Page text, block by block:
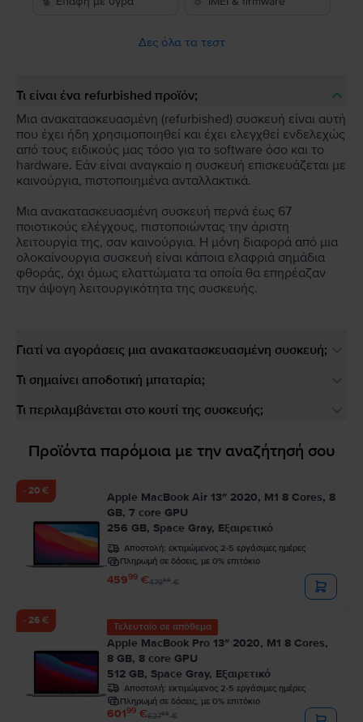
Δες όλα τα τεστ
Τι είναι ένα refurbished προϊόν;
Μια ανακατασκευασμένη (refurbished) συσκευή είναι αυτή
που έχει ήδη χρησιμοποιηθεί και έχει ελεγχθεί ενδελεχώς
από τους ειδικούς μας τόσο για το software όσο και το
hardware. Εάν είναι αναγκαίο η συσκευή επισκευάζεται με
καινούργια, πιστοποιημένα ανταλλακτικά.
Μια ανακατασκευασμένη συσκευή περνά έως 67
ποιοτικούς ελέγχους, πιστοποιώντας την άριστη
λειτουργία της, σαν καινούργια. Η μόνη διαφορά από μια
ολοκαίνουργια συσκευή είναι κάποια ελαφριά σημάδια
φθοράς, όχι όμως ελαττώματα τα οποία θα επηρέαζαν
την άψογη λειτουργικότητα της συσκευής.
Γιατί να αγοράσεις μια ανακατασκευασμένη συσκευή;
Τι σημαίνει αποδοτική μπαταρία;
Τι περιλαμβάνεται στο κουτί της συσκευής;
Προϊόντα παρόμοια με την αναζήτησή σου
- 20 €
Apple MacBook Air 13″ 2020, M1 8 Cores, 8
GB, 7 core GPU
256 GB, Space Gray, Εξαιρετικό
Αποστολή: εκτιμώμενος 2-5 εργάσιμες ημέρες
Πληρωμή σε δόσεις, με 0% επιτόκιο
45999 €47999€
- 26 €
Τελευταίο σε απόθεμα
Apple MacBook Pro 13″ 2020, M1 8 Cores,
8 GB, 8 core GPU
512 GB, Space Gray, Εξαιρετικό
Αποστολή: εκτιμώμενος 2-5 εργάσιμες ημέρες
Πληρωμή σε δόσεις, με 0% επιτόκιο
60199 €62799€